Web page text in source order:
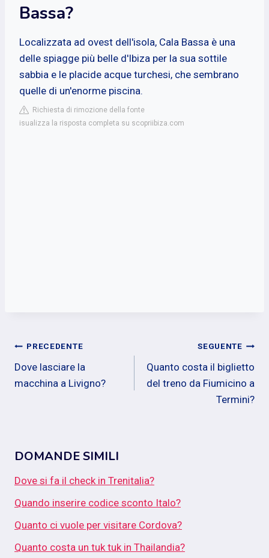
Bassa?
Localizzata ad ovest dell'isola, Cala Bassa è una
delle spiagge più belle d'Ibiza per la sua sottile
sabbia e le placide acque turchesi, che sembrano
quelle di un'enorme piscina.
Richiesta di rimozione della fonte
isualizza la risposta completa su scopriibiza.com
Navigazione
articoli
PRECEDENTE
Dove lasciare la
macchina a Livigno?
SEGUENTE
Quanto costa il biglietto
del treno da Fiumicino a
Termini?
DOMANDE SIMILI
Dove si fa il check in Trenitalia?
Quando inserire codice sconto Italo?
Quanto ci vuole per visitare Cordova?
Quanto costa un tuk tuk in Thailandia?